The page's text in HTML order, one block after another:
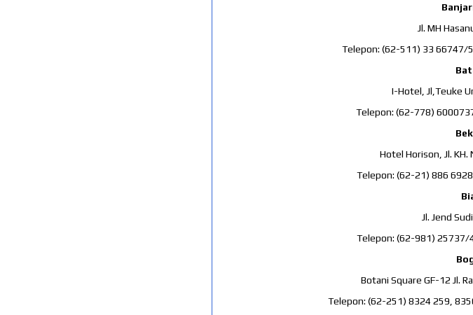
Jl. MH
Telepon: (62-511) 33 66747/
I-Hotel, Jl,Teuke
Telepon: (62-778)
Hotel Horison, Jl. KH.
Telepon: (62-21) 886
Jl. Jend
Telepon: (62-981) 25737/
Botani Square GF-12 Jl.
Telepon: (62-251) 8324 259,